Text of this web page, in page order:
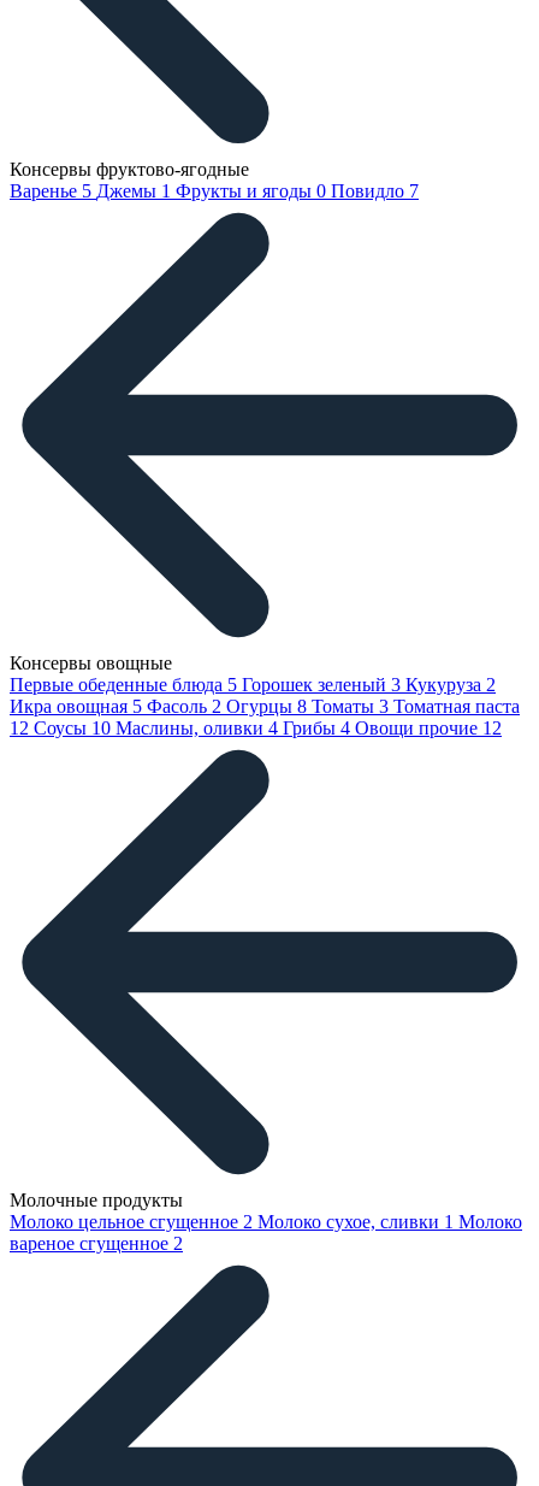
Консервы фруктово-ягодные
Варенье 5 Джемы 1 Фрукты и ягоды 0 Повидло 7
Консервы овощные
Первые обеденные блюда 5 Горошек зеленый 3 Кукуруза 2
Икра овощная 5 Фасоль 2 Огурцы 8 Томаты 3 Томатная паста
12 Соусы 10 Маслины, оливки 4 Грибы 4 Овощи прочие 12
Молочные продукты
Молоко цельное сгущенное 2 Молоко сухое, сливки 1 Молоко
вареное сгущенное 2